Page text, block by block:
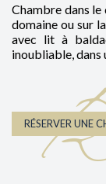
Chambre dans
domaine ou sur
avec lit à
inoubliable, dans
RÉSERVER UNE